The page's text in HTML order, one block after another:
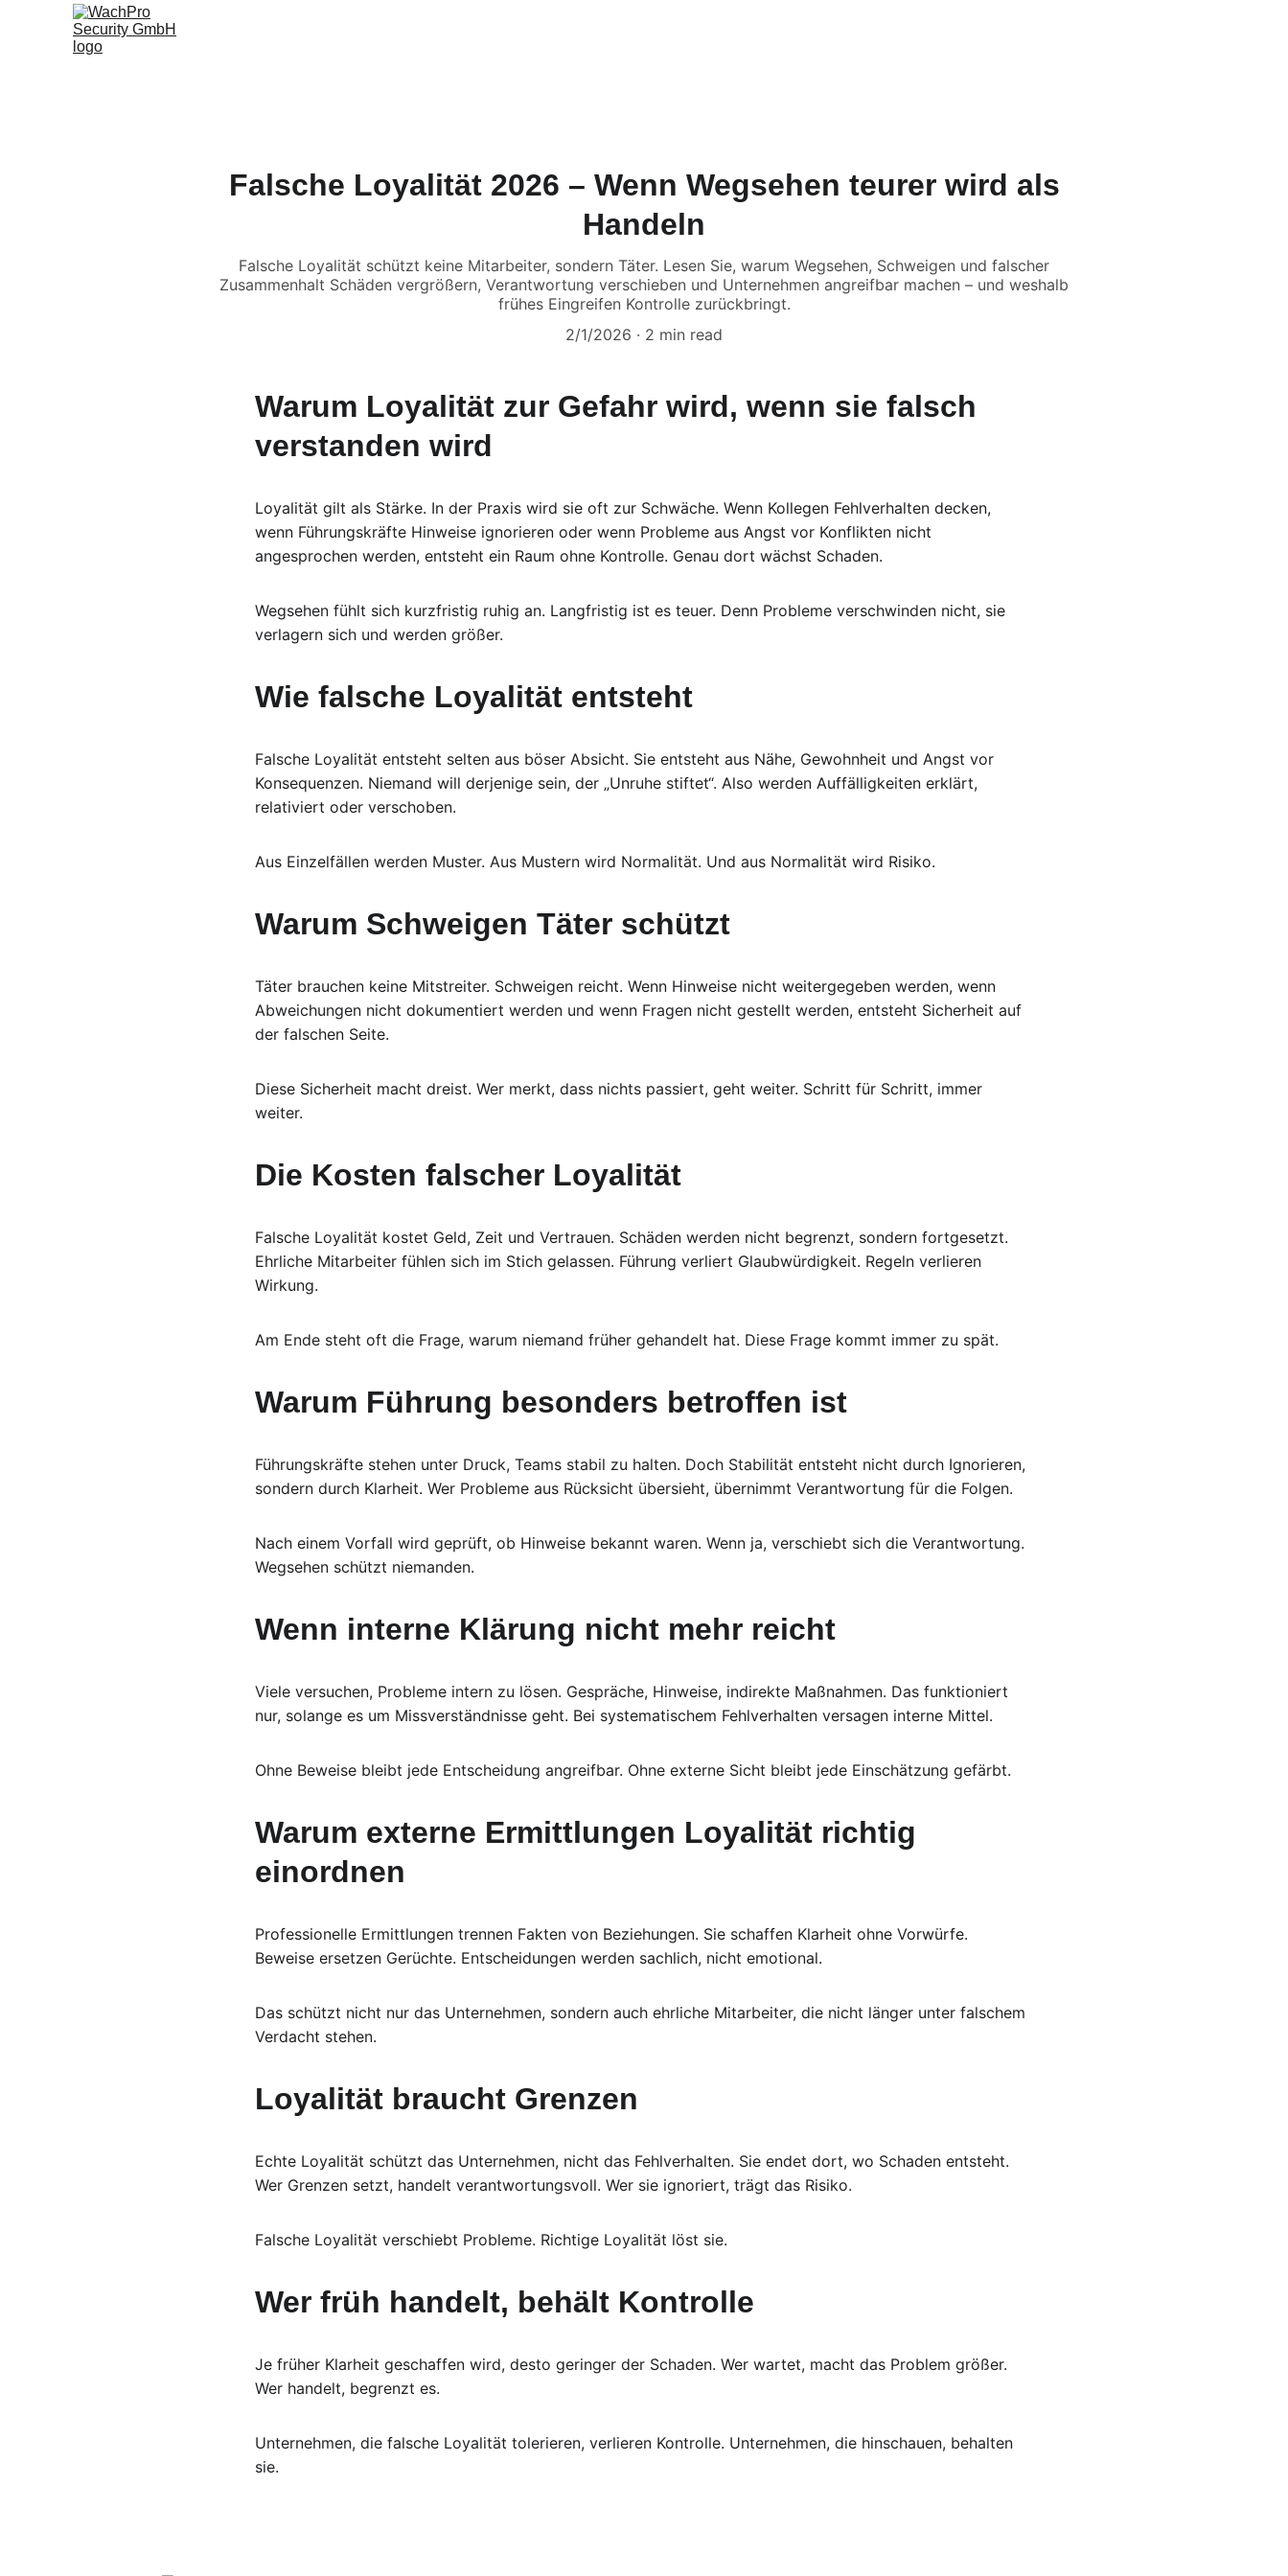
Falsche Loyalität 2026 – Wenn Wegsehen teurer wird als
Handeln
Falsche Loyalität schützt keine Mitarbeiter, sondern Täter. Lesen Sie, warum Wegsehen, Schweigen und falscher
Zusammenhalt Schäden vergrößern, Verantwortung verschieben und Unternehmen angreifbar machen – und weshalb
frühes Eingreifen Kontrolle zurückbringt.
2/1/2026
2 min read
Warum Loyalität zur Gefahr wird, wenn sie falsch
verstanden wird
Loyalität gilt als Stärke. In der Praxis wird sie oft zur Schwäche. Wenn Kollegen Fehlverhalten decken,
wenn Führungskräfte Hinweise ignorieren oder wenn Probleme aus Angst vor Konflikten nicht
angesprochen werden, entsteht ein Raum ohne Kontrolle. Genau dort wächst Schaden.
Wegsehen fühlt sich kurzfristig ruhig an. Langfristig ist es teuer. Denn Probleme verschwinden nicht, sie
verlagern sich und werden größer.
Wie falsche Loyalität entsteht
Falsche Loyalität entsteht selten aus böser Absicht. Sie entsteht aus Nähe, Gewohnheit und Angst vor
Konsequenzen. Niemand will derjenige sein, der „Unruhe stiftet“. Also werden Auffälligkeiten erklärt,
relativiert oder verschoben.
Aus Einzelfällen werden Muster. Aus Mustern wird Normalität. Und aus Normalität wird Risiko.
Warum Schweigen Täter schützt
Täter brauchen keine Mitstreiter. Schweigen reicht. Wenn Hinweise nicht weitergegeben werden, wenn
Abweichungen nicht dokumentiert werden und wenn Fragen nicht gestellt werden, entsteht Sicherheit auf
der falschen Seite.
Diese Sicherheit macht dreist. Wer merkt, dass nichts passiert, geht weiter. Schritt für Schritt, immer
weiter.
Die Kosten falscher Loyalität
Falsche Loyalität kostet Geld, Zeit und Vertrauen. Schäden werden nicht begrenzt, sondern fortgesetzt.
Ehrliche Mitarbeiter fühlen sich im Stich gelassen. Führung verliert Glaubwürdigkeit. Regeln verlieren
Wirkung.
Am Ende steht oft die Frage, warum niemand früher gehandelt hat. Diese Frage kommt immer zu spät.
Warum Führung besonders betroffen ist
Führungskräfte stehen unter Druck, Teams stabil zu halten. Doch Stabilität entsteht nicht durch Ignorieren,
sondern durch Klarheit. Wer Probleme aus Rücksicht übersieht, übernimmt Verantwortung für die Folgen.
Nach einem Vorfall wird geprüft, ob Hinweise bekannt waren. Wenn ja, verschiebt sich die Verantwortung.
Wegsehen schützt niemanden.
Wenn interne Klärung nicht mehr reicht
Viele versuchen, Probleme intern zu lösen. Gespräche, Hinweise, indirekte Maßnahmen. Das funktioniert
nur, solange es um Missverständnisse geht. Bei systematischem Fehlverhalten versagen interne Mittel.
Ohne Beweise bleibt jede Entscheidung angreifbar. Ohne externe Sicht bleibt jede Einschätzung gefärbt.
Warum externe Ermittlungen Loyalität richtig
einordnen
Professionelle Ermittlungen trennen Fakten von Beziehungen. Sie schaffen Klarheit ohne Vorwürfe.
Beweise ersetzen Gerüchte. Entscheidungen werden sachlich, nicht emotional.
Das schützt nicht nur das Unternehmen, sondern auch ehrliche Mitarbeiter, die nicht länger unter falschem
Verdacht stehen.
Loyalität braucht Grenzen
Echte Loyalität schützt das Unternehmen, nicht das Fehlverhalten. Sie endet dort, wo Schaden entsteht.
Wer Grenzen setzt, handelt verantwortungsvoll. Wer sie ignoriert, trägt das Risiko.
Falsche Loyalität verschiebt Probleme. Richtige Loyalität löst sie.
Wer früh handelt, behält Kontrolle
Je früher Klarheit geschaffen wird, desto geringer der Schaden. Wer wartet, macht das Problem größer.
Wer handelt, begrenzt es.
Unternehmen, die falsche Loyalität tolerieren, verlieren Kontrolle. Unternehmen, die hinschauen, behalten
sie.